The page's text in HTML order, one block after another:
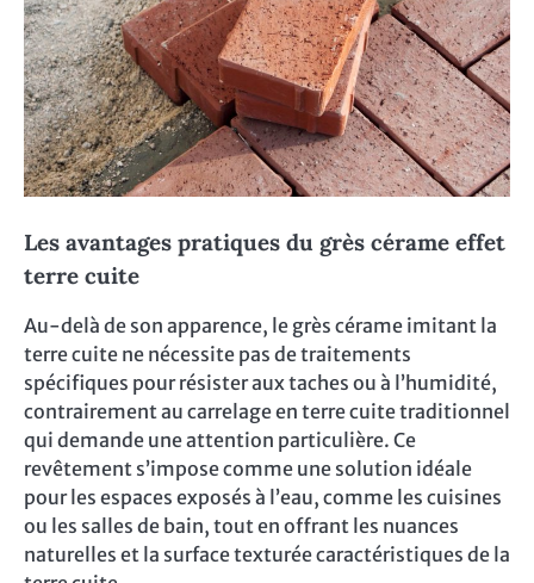
Les avantages pratiques du grès cérame effet
terre cuite
Au-delà de son apparence, le grès cérame imitant la
terre cuite ne nécessite pas de traitements
spécifiques pour résister aux taches ou à l’humidité,
contrairement au carrelage en terre cuite traditionnel
qui demande une attention particulière. Ce
revêtement s’impose comme une solution idéale
pour les espaces exposés à l’eau, comme les cuisines
ou les salles de bain, tout en offrant les nuances
naturelles et la surface texturée caractéristiques de la